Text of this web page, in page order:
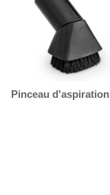
Pinceau d'aspiration